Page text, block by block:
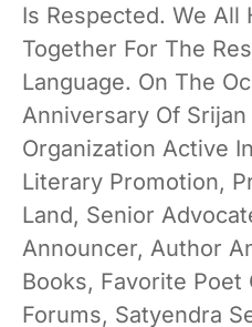
Is Respected. We All
Together For The
Language. On The
Anniversary Of Srijan
Organization Active
Literary Promotion,
Land, Senior
Announcer, Author
Books, Favorite Poet
Forums, Satyendra